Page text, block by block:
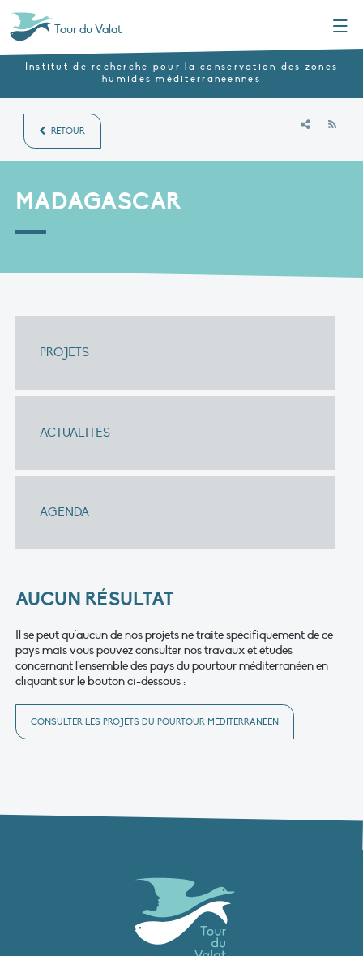
Tour du Valat
Institut de recherche pour la conservation des zones
humides méditerranéennes
RETOUR
MADAGASCAR
PROJETS
ACTUALITÉS
AGENDA
AUCUN RÉSULTAT
Il se peut qu'aucun de nos projets ne traite spécifiquement de ce
pays mais vous pouvez consulter nos travaux et études
concernant l'ensemble des pays du pourtour méditerranéen en
cliquant sur le bouton ci-dessous :
CONSULTER LES PROJETS DU POURTOUR MÉDITERRANÉEN